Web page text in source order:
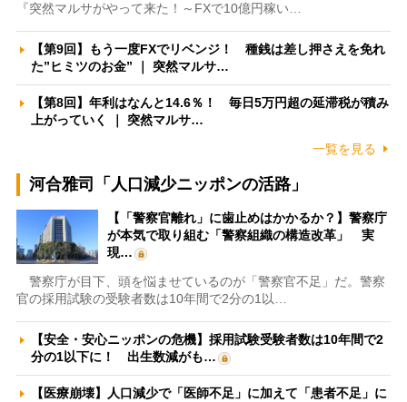
『突然マルサがやって来た！～FXで10億円稼い…
【第9回】もう一度FXでリベンジ！ 種銭は差し押さえを免れ
た”ヒミツのお金” ｜ 突然マルサ…
【第8回】年利はなんと14.6％！ 毎日5万円超の延滞税が積み
上がっていく ｜ 突然マルサ…
一覧を見る
河合雅司「人口減少ニッポンの活路」
【「警察官離れ」に歯止めはかかるか？】警察庁
が本気で取り組む「警察組織の構造改革」 実
現…
警察庁が目下、頭を悩ませているのが「警察官不足」だ。警察
官の採用試験の受験者数は10年間で2分の1以…
【安全・安心ニッポンの危機】採用試験受験者数は10年間で2
分の1以下に！ 出生数減がも…
【医療崩壊】人口減少で「医師不足」に加えて「患者不足」に